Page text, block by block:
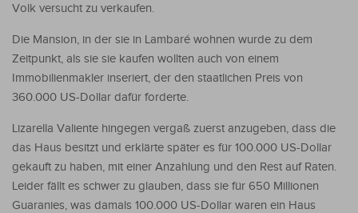
Volk versucht zu verkaufen.
Die Mansion, in der sie in Lambaré wohnen wurde zu dem
Zeitpunkt, als sie sie kaufen wollten auch von einem
Immobilienmakler inseriert, der den staatlichen Preis von
360.000 US-Dollar dafür forderte.
Lizarella Valiente hingegen vergaß zuerst anzugeben, dass die
das Haus besitzt und erklärte später es für 100.000 US-Dollar
gekauft zu haben, mit einer Anzahlung und den Rest auf Raten.
Leider fällt es schwer zu glauben, dass sie für 650 Millionen
Guaranies, was damals 100.000 US-Dollar waren ein Haus